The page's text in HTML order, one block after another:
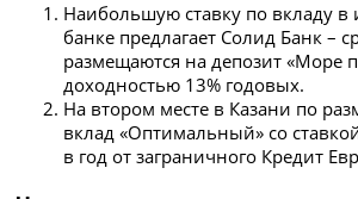
Наибольшую ставку по вкладу в
банке предлагает Солид Банк –
размещаются на депозит «Море
доходностью 13% годовых.
На втором месте в Казани по
вклад «Оптимальный» со
в год от заграничного Кредит